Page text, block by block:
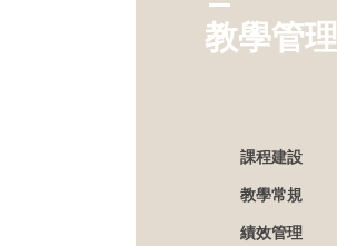
教學管理
課程建設
教學常規
績效管理